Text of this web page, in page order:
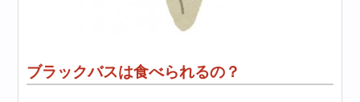
ブラックバスは食べられるの？